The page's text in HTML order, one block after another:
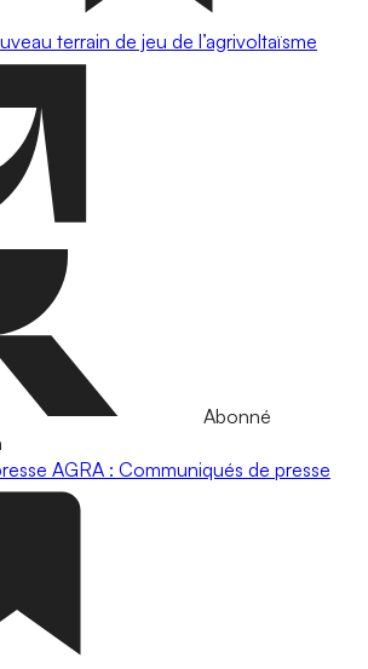
terrain de jeu de l’agrivoltaïsme
Abonné
AGRA : Communiqués de presse